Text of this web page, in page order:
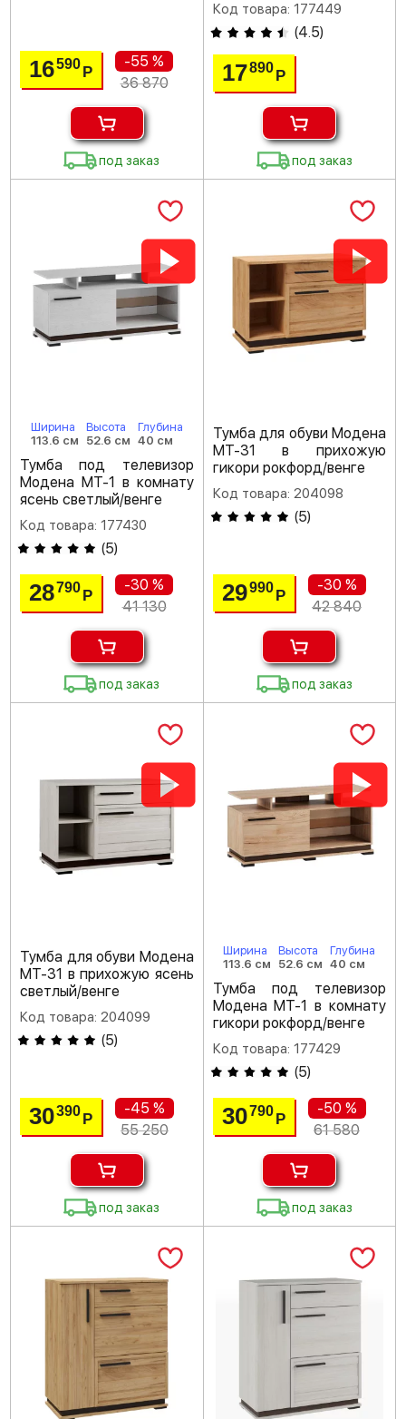
16590Р
-55 %
36 870
под заказ
Код товара: 177449
(4.5)
17890 Р
под заказ
Ширина
113.6 см
Высота
52.6 см
Глубина
40 см
Тумба под телевизор
Модена МТ-1 в комнату
ясень светлый/венге
Код товара: 177430
(5)
28790Р
-30 %
41 130
под заказ
Тумба для обуви Модена
МТ-31 в прихожую
гикори рокфорд/венге
Код товара: 204098
(5)
29990 Р
-30 %
42 840
под заказ
Тумба для обуви Модена
МТ-31 в прихожую ясень
светлый/венге
Код товара: 204099
(5)
30390Р
-45 %
55 250
под заказ
Ширина
113.6 см
Высота
52.6 см
Глубина
40 см
Тумба под телевизор
Модена МТ-1 в комнату
гикори рокфорд/венге
Код товара: 177429
(5)
30790 Р
-50 %
61 580
под заказ